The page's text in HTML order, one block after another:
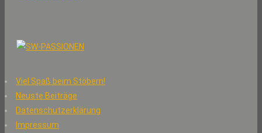
Viel Spaß beim Stöbern!
Neuste Beiträge
Datenschutzerklärung
Impressum